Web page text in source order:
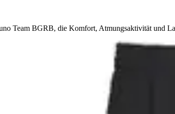
Team BGRB, die Komfort, Atmungsaktivität und